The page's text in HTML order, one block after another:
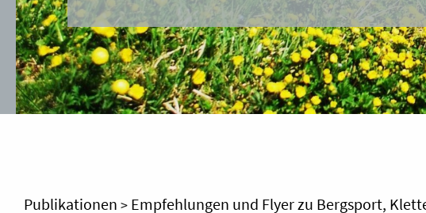
Publikationen > Empfehlungen und Flyer zu Bergsport,